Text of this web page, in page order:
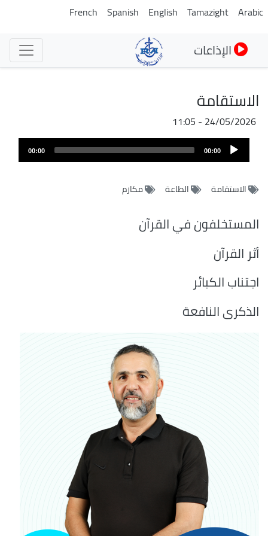
تجاوز
Arabic
Tamazight
English
Spanish
French
الإذاعات
الاستقامة
24/05/2026 - 11:05
ملف
الصوت
Audio
Player
00:00
00:00
الاستقامة الطاعة مكارم
المستخلفون في القرآن
أثر القرآن
اجتناب الكبائر
الذكرى النافعة